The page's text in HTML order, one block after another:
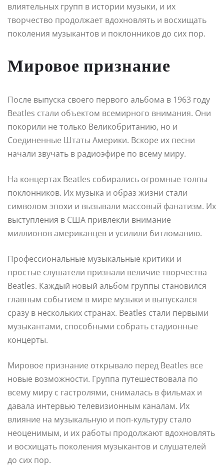
влиятельных групп в истории музыки, и их
творчество продолжает вдохновлять и восхищать
поколения музыкантов и поклонников до сих пор.
Мировое признание
После выпуска своего первого альбома в 1963 году
Beatles стали объектом всемирного внимания. Они
покорили не только Великобританию, но и
Соединенные Штаты Америки. Вскоре их песни
начали звучать в радиоэфире по всему миру.
На концертах Beatles собирались огромные толпы
поклонников. Их музыка и образ жизни стали
символом эпохи и вызывали массовый фанатизм. Их
выступления в США привлекли внимание
миллионов американцев и усилили битломанию.
Профессиональные музыкальные критики и
простые слушатели признали величие творчества
Beatles. Каждый новый альбом группы становился
главным событием в мире музыки и выпускался
сразу в нескольких странах. Beatles стали первыми
музыкантами, способными собрать стадионные
концерты.
Мировое признание открывало перед Beatles все
новые возможности. Группа путешествовала по
всему миру с гастролями, снималась в фильмах и
давала интервью телевизионным каналам. Их
влияние на музыкальную и поп-культуру стало
неоценимым, и их работы продолжают вдохновлять
и восхищать поколения музыкантов и слушателей
до сих пор.